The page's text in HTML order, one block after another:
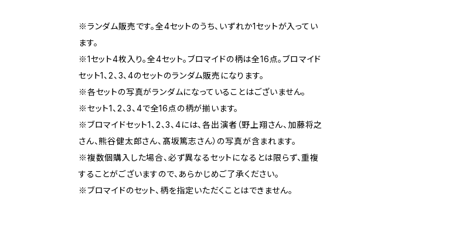
※ランダム販売です。全4セットのうち、いずれか1セットが入ってい
ます。
※1セット4枚入り。全4セット。ブロマイドの柄は全16点。ブロマイド
セット1、2、3、4のセットのランダム販売になります。
※各セットの写真がランダムになっていることはございません。
※セット1、2、3、4で全16点の柄が揃います。
※ブロマイドセット1、2、3、4には、各出演者（野上翔さん、加藤将之
さん、熊谷健太郎さん、髙坂篤志さん）の写真が含まれます。
※複数個購入した場合、必ず異なるセットになるとは限らず、重複
することがございますので、あらかじめご了承ください。
※ブロマイドのセット、柄を指定いただくことはできません。